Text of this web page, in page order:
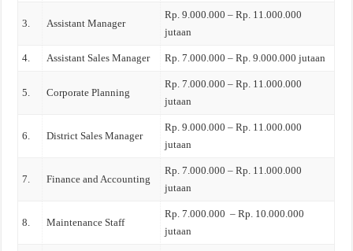
3. Assistant Manager
Rp. 9.000.000 – Rp. 11.000.000
jutaan
4. Assistant Sales Manager Rp. 7.000.000 – Rp. 9.000.000 jutaan
5. Corporate Planning
Rp. 7.000.000 – Rp. 11.000.000
jutaan
6. District Sales Manager
Rp. 9.000.000 – Rp. 11.000.000
jutaan
7. Finance and Accounting
Rp. 7.000.000 – Rp. 11.000.000
jutaan
8. Maintenance Staff
Rp. 7.000.000 – Rp. 10.000.000
jutaan